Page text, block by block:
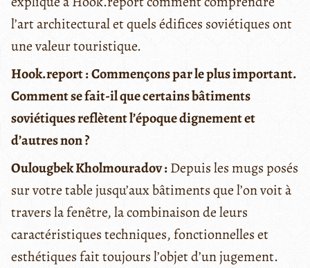
l’art architectural et quels édifices soviétiques ont
une valeur touristique.
Hook.report :Commençons par le plus important.
Comment se fait-il que certains bâtiments
soviétiques reflètent l’époque dignement et
d’autres non ?
Oulougbek Kholmouradov :Depuis les mugs posés
sur votre table jusqu’aux bâtiments que l’on voit à
travers la fenêtre, la combinaison de leurs
caractéristiques techniques, fonctionnelles et
esthétiques fait toujours l’objet d’un jugement.